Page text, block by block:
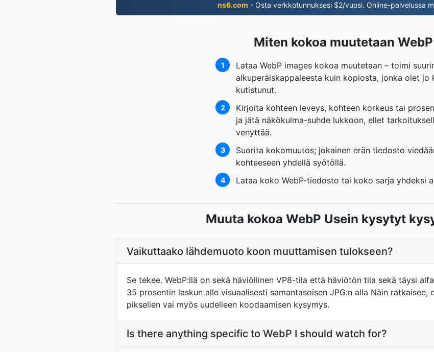
ns6.com - Osta verkkotunnuksesi $2/vuosi. Online-palvelussa
Miten kokoa muutetaan WebP
1
Lataa WebP images kokoa muutetaan – toimi
alkuperäiskappaleesta kuin kopiosta, jonka olet jo
kutistunut.
2
Kirjoita kohteen leveys, kohteen korkeus tai
ja jätä näkökulma-suhde lukkoon, ellet
venyttää.
3
Suorita kokomuutos; jokainen erän tiedosto
kohteeseen yhdellä syötöllä.
4 Lataa koko WebP-tiedosto tai koko sarja yhdeksi
Muuta kokoa WebP Usein kysytyt
Vaikuttaako lähdemuoto koon muuttamisen tulokseen?
Se tekee. WebP:llä on sekä häviöllinen VP8-tila että häviötön tila sekä täysi
35 prosentin laskun alle visuaalisesti samantasoisen JPG:n alla Näin
pikselien vai myös uudelleen koodaamisen kysymys.
Is there anything specific to WebP I should watch for?